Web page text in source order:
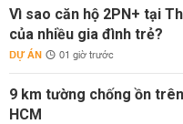
Vì sao căn hộ 2PN+ tại
của nhiều gia đình trẻ?
DỰ ÁN 01 giờ trước
9 km tường chống ồn
HCM